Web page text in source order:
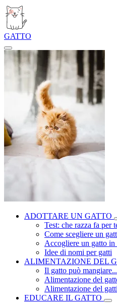
GATTO
ADOTTARE UN GATTO
Test: che razza fa per
Come scegliere un
Accogliere un gatto
Idee di nomi per gatti
ALIMENTAZIONE DEL
Il gatto può
Alimentazione del
Alimentazione del
EDUCARE IL GATTO